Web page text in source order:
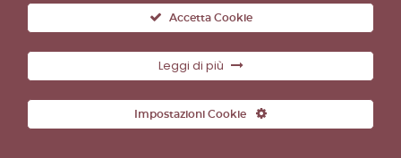
© Copyright Gelato d'Essai 2019
Accetta Cookie
Leggi di più
Impostazioni Cookie